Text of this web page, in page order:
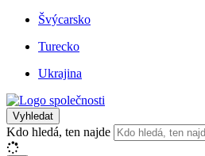
Švýcarsko
Turecko
Ukrajina
Vyhledat
Kdo hledá, ten najde